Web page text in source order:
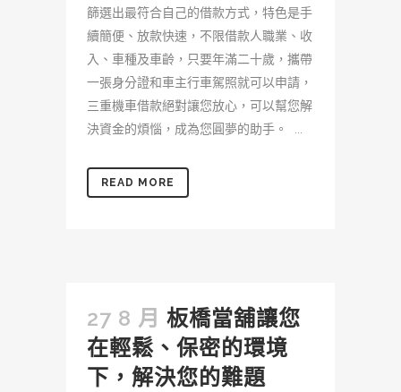
篩選出最符合自己的借款方式，特色是手
續簡便、放款快速，不限借款人職業、收
入、車種及車齡，只要年滿二十歲，攜帶
一張身分證和車主行車駕照就可以申請，
三重機車借款絕對讓您放心，可以幫您解
決資金的煩惱，成為您圓夢的助手。 ...
READ MORE
27 8 月 板橋當舖讓您
在輕鬆、保密的環境
下，解決您的難題